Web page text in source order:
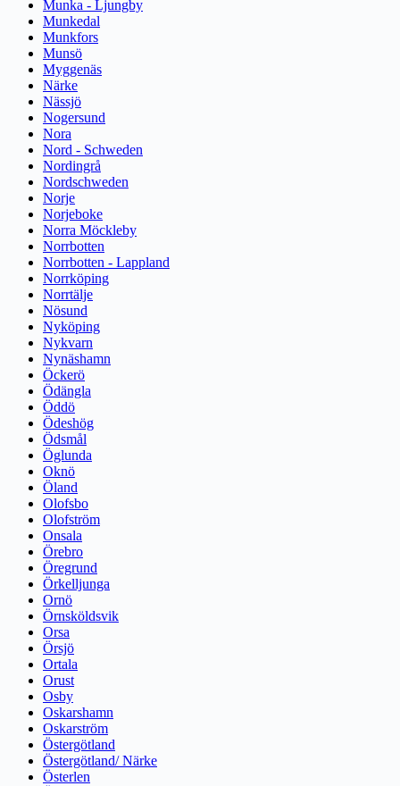
Munka - Ljungby
Munkedal
Munkfors
Munsö
Myggenäs
Närke
Nässjö
Nogersund
Nora
Nord - Schweden
Nordingrå
Nordschweden
Norje
Norjeboke
Norra Möckleby
Norrbotten
Norrbotten - Lappland
Norrköping
Norrtälje
Nösund
Nyköping
Nykvarn
Nynäshamn
Öckerö
Ödängla
Öddö
Ödeshög
Ödsmål
Öglunda
Oknö
Öland
Olofsbo
Olofström
Onsala
Örebro
Öregrund
Örkelljunga
Ornö
Örnsköldsvik
Orsa
Örsjö
Ortala
Orust
Osby
Oskarshamn
Oskarström
Östergötland
Östergötland/ Närke
Österlen